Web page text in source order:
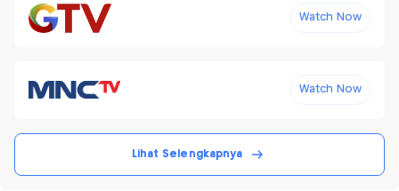
Watch Now
Watch Now
Lihat Selengkapnya